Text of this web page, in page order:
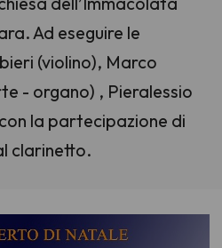
Ad eseguire le
(violino), Marco
- organo) , Pieralessio
la partecipazione di
clarinetto.